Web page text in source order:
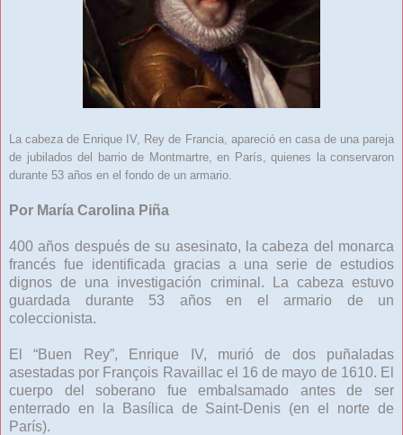
La cabeza de Enrique IV, Rey de Francia, apareció en casa de una pareja
de jubilados del barrio de Montmartre, en París, quienes la conservaron
durante 53 años en el fondo de un armario.
Por María Carolina Piña
400 años después de su asesinato, la cabeza del monarca
francés fue identificada gracias a una serie de estudios
dignos de una investigación criminal. La cabeza estuvo
guardada durante 53 años en el armario de un
coleccionista.
El “Buen Rey”, Enrique IV, murió de dos puñaladas
asestadas por François Ravaillac el 16 de mayo de 1610. El
cuerpo del soberano fue embalsamado antes de ser
enterrado en la Basílica de Saint-Denis (en el norte de
París).